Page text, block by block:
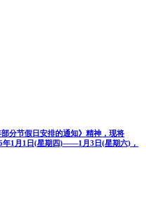
分节假日安排的通知》精神，现将
年1月1日(星期四)——1月3日(星期六)，